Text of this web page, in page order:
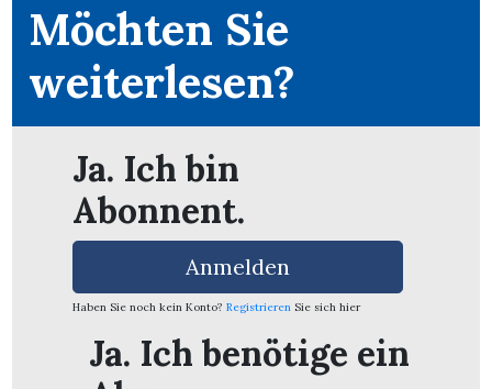
Möchten Sie
weiterlesen?
Ja. Ich bin
Abonnent.
Anmelden
Haben Sie noch kein Konto? Registrieren Sie sich hier
Ja. Ich benötige ein